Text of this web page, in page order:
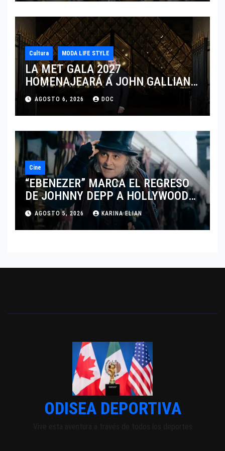
Cultura MODA LIFE STYLE
LA MET GALA 2027
HOMENAJEARÁ A JOHN GALLIANO
MARCANDO EL REGRESO DEL REY
DEL DRAMATISMO
AGOSTO 6, 2026 DOC
Cine
“EBENEZER” MARCA EL REGRESO
DE JOHNNY DEPP A HOLLYWOOD
TRAS SU PASO POR EL CINE
INDEPENDIENTE EUROPEO
AGOSTO 5, 2026 KARINA ELIAN
ODISEA DEPORTIVA
Vive esta aventura a través de todos los deportes